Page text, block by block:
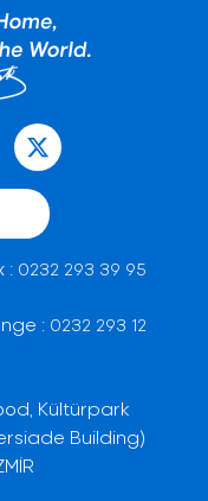
: 0232 293 39 95
: 0232 293 12
Kültürpark
Building)